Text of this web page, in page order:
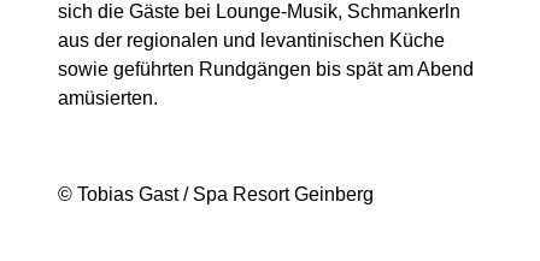
sich die Gäste bei Lounge-Musik, Schmankerln
aus der regionalen und levantinischen Küche
sowie geführten Rundgängen bis spät am Abend
amüsierten.
© Tobias Gast / Spa Resort Geinberg